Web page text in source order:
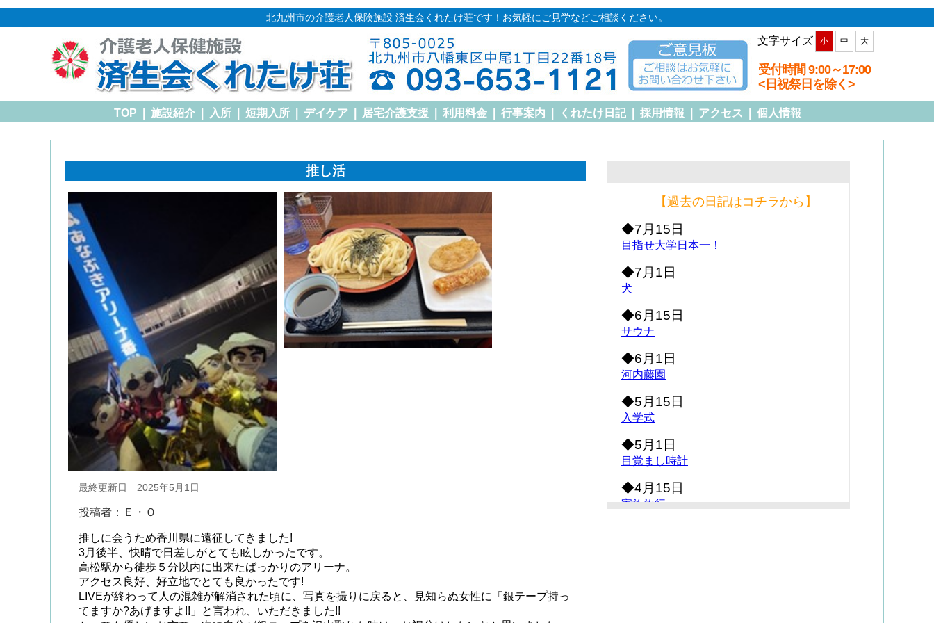
北九州市の介護老人保険施設 済生会くれたけ荘です！お気軽にご見学などご相談ください。
文字サイズ 小 中 大
受付時間 9:00～17:00
<日祝祭日を除く>
TOP 施設紹介 入所 短期入所 デイケア 居宅介護支援 利用料金 行事案内 くれたけ日記 採用情報 アクセス 個人情報
推し活
最終更新日 2025年5月1日
投稿者：Ｅ・Ｏ
推しに会うため香川県に遠征してきました!
3月後半、快晴で日差しがとても眩しかったです。
高松駅から徒歩５分以内に出来たばっかりのアリーナ。
アクセス良好、好立地でとても良かったです!
LIVEが終わって人の混雑が解消された頃に、写真を撮りに戻ると、見知らぬ女性に「銀テープ持っ
てますか?あげますよ!!」と言われ、いただきました!!
【過去の日記はコチラから】
◆7月15日
目指せ大学日本一！
◆7月1日
犬
◆6月15日
サウナ
◆6月1日
河内藤園
◆5月15日
入学式
◆5月1日
目覚まし時計
◆4月15日
家族旅行